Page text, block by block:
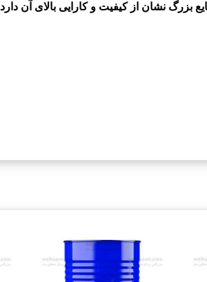
بزرگ نشان از کیفیت و کارایی بالای آن دارد